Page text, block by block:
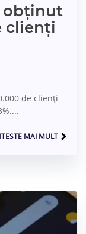
obținut
clienți
de clienți
MAI MULT